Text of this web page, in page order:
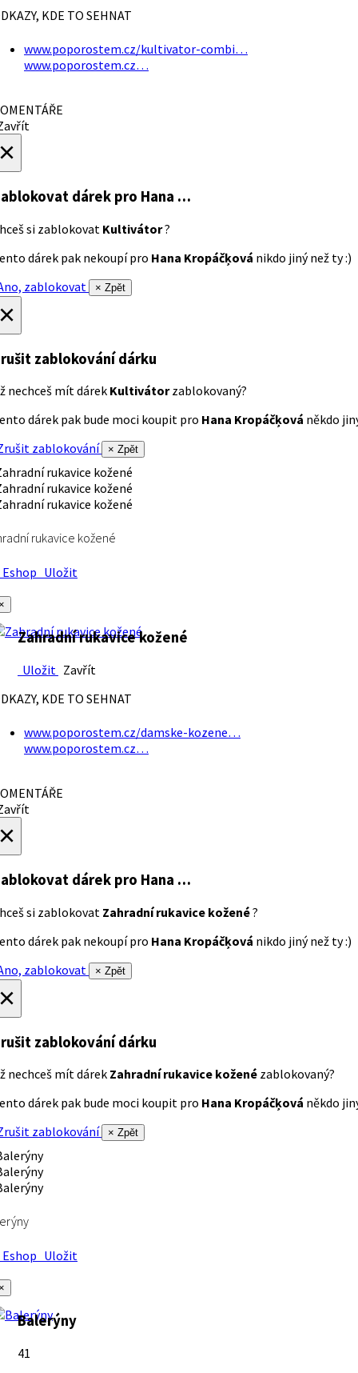
KDE TO SEHNAT
www.poporostem.cz/kultivator-combi…
www.poporostem.cz…
dárek pro Hana …
si zablokovat Kultivátor?
dárek pak nekoupí pro Hana Kropáčķová nikdo jiný než ty :)
zablokovat
× Zpět
zablokování dárku
nechceš mít dárek Kultivátorzablokovaný?
dárek pak bude moci koupit pro Hana Kropáčķová někdo
zablokování
× Zpět
rukavice kožené
Uložit
Zahradní rukavice kožené
Uložit Zavřít
KDE TO SEHNAT
www.poporostem.cz/damske-kozene…
www.poporostem.cz…
dárek pro Hana …
si zablokovat Zahradní rukavice kožené?
dárek pak nekoupí pro Hana Kropáčķová nikdo jiný než ty :)
zablokovat
× Zpět
zablokování dárku
nechceš mít dárek Zahradní rukavice kožené zablokovaný?
dárek pak bude moci koupit pro Hana Kropáčķová někdo
zablokování
× Zpět
Uložit
Balerýny
41